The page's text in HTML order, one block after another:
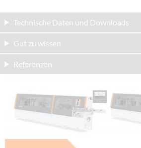
Technische Daten und Downloads
Gut zu wissen
Referenzen